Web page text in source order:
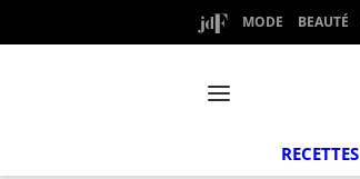
MODE BEAUTÉ
RECETTES